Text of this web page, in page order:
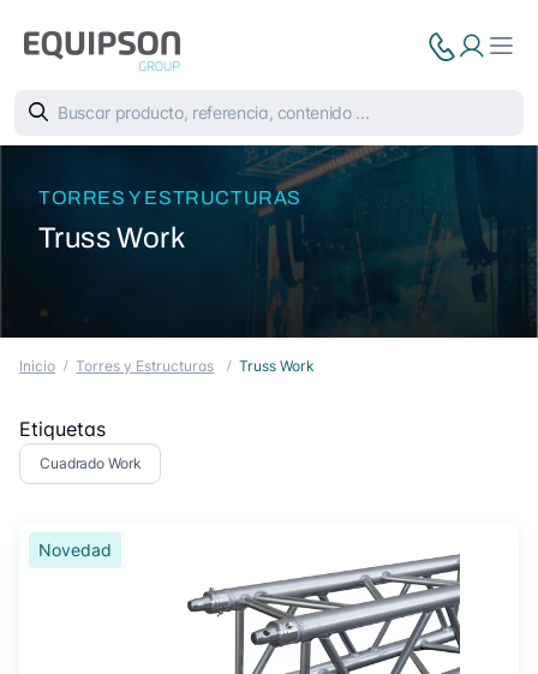
TORRES Y ESTRUCTURAS
Truss Work
Inicio Torres y Estructuras Truss Work
Etiquetas
Cuadrado Work
Novedad